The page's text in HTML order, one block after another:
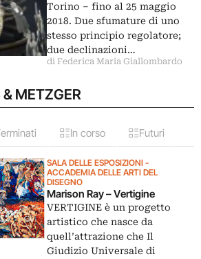
Torino ‒ fino al 25 maggio
2018. Due sfumature di uno
stesso principio regolatore;
due declinazioni…
di Federica Maria Giallombardo
METZGER
In corso Futuri
SALA DELLE ESPOSIZIONI -
ACCADEMIA DELLE ARTI DEL
DISEGNO
Marison Ray – Vertigine
VERTIGINE è un progetto
artistico che nasce da
quell’attrazione che Il
Giudizio Universale di